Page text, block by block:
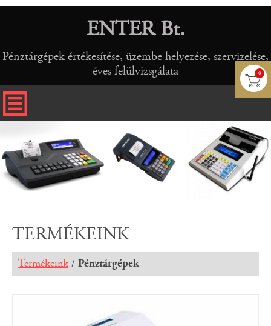
0
ENTER Bt.
Pénztárgépek értékesítése, üzembe helyezése, szervizelése,
éves felülvizsgálata
TERMÉKEINK
Termékeink / Pénztárgépek